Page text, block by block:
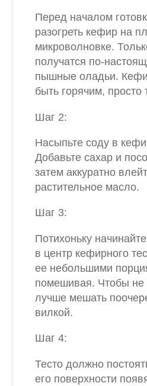
Перед началом
разогреть кефир на
микроволновке.
получатся по-
пышные оладьи.
быть горячим, просто
Шаг 2:
Насыпьте соду в
Добавьте сахар и
затем аккуратно
растительное масло.
Шаг 3:
Потихоньку
в центр кефирного
ее небольшими
помешивая. Чтобы не
лучше мешать
вилкой.
Шаг 4:
Тесто должно
его поверхности